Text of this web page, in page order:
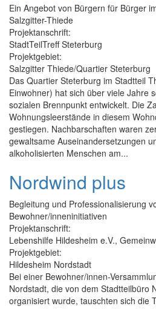
Ein Angebot von Bürgern für Bürger
Salzgitter-Thiede
Projektanschrift:
StadtTeilTreff Steterburg
Projektgebiet:
Salzgitter Thiede/Quartier Steterburg
Das Quartier Steterburg im Stadtteil
Einwohner) hat sich über viele Jahre
sozialen Brennpunkt entwickelt. Die
Wohnungsleerstände in diesem
gestiegen. Nachbarschaften waren
gewaltsame Auseinandersetzungen
alkoholisierten Menschen am...
Nordwind plus
Begleitung und Professionalisierung
Bewohner/inneninitiativen
Projektanschrift:
Lebenshilfe Hildesheim e.V.,
Projektgebiet:
Hildesheim Nordstadt
Bei einer Bewohner/innen-
Nordstadt, die von dem Stadtteilbüro
organisiert wurde, tauschten sich die